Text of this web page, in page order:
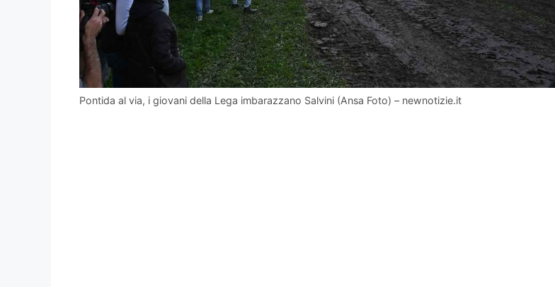
Pontida al via, i giovani della Lega imbarazzano Salvini (Ansa Foto) – newnotizie.it